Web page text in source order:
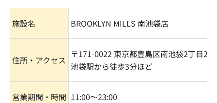
施設名 BROOKLYN MILLS 南池袋店
住所・アクセス
〒171-0022 東京都豊島区南池袋2丁目
池袋駅から徒歩3分ほど
営業期間・時間 11:00〜23:00